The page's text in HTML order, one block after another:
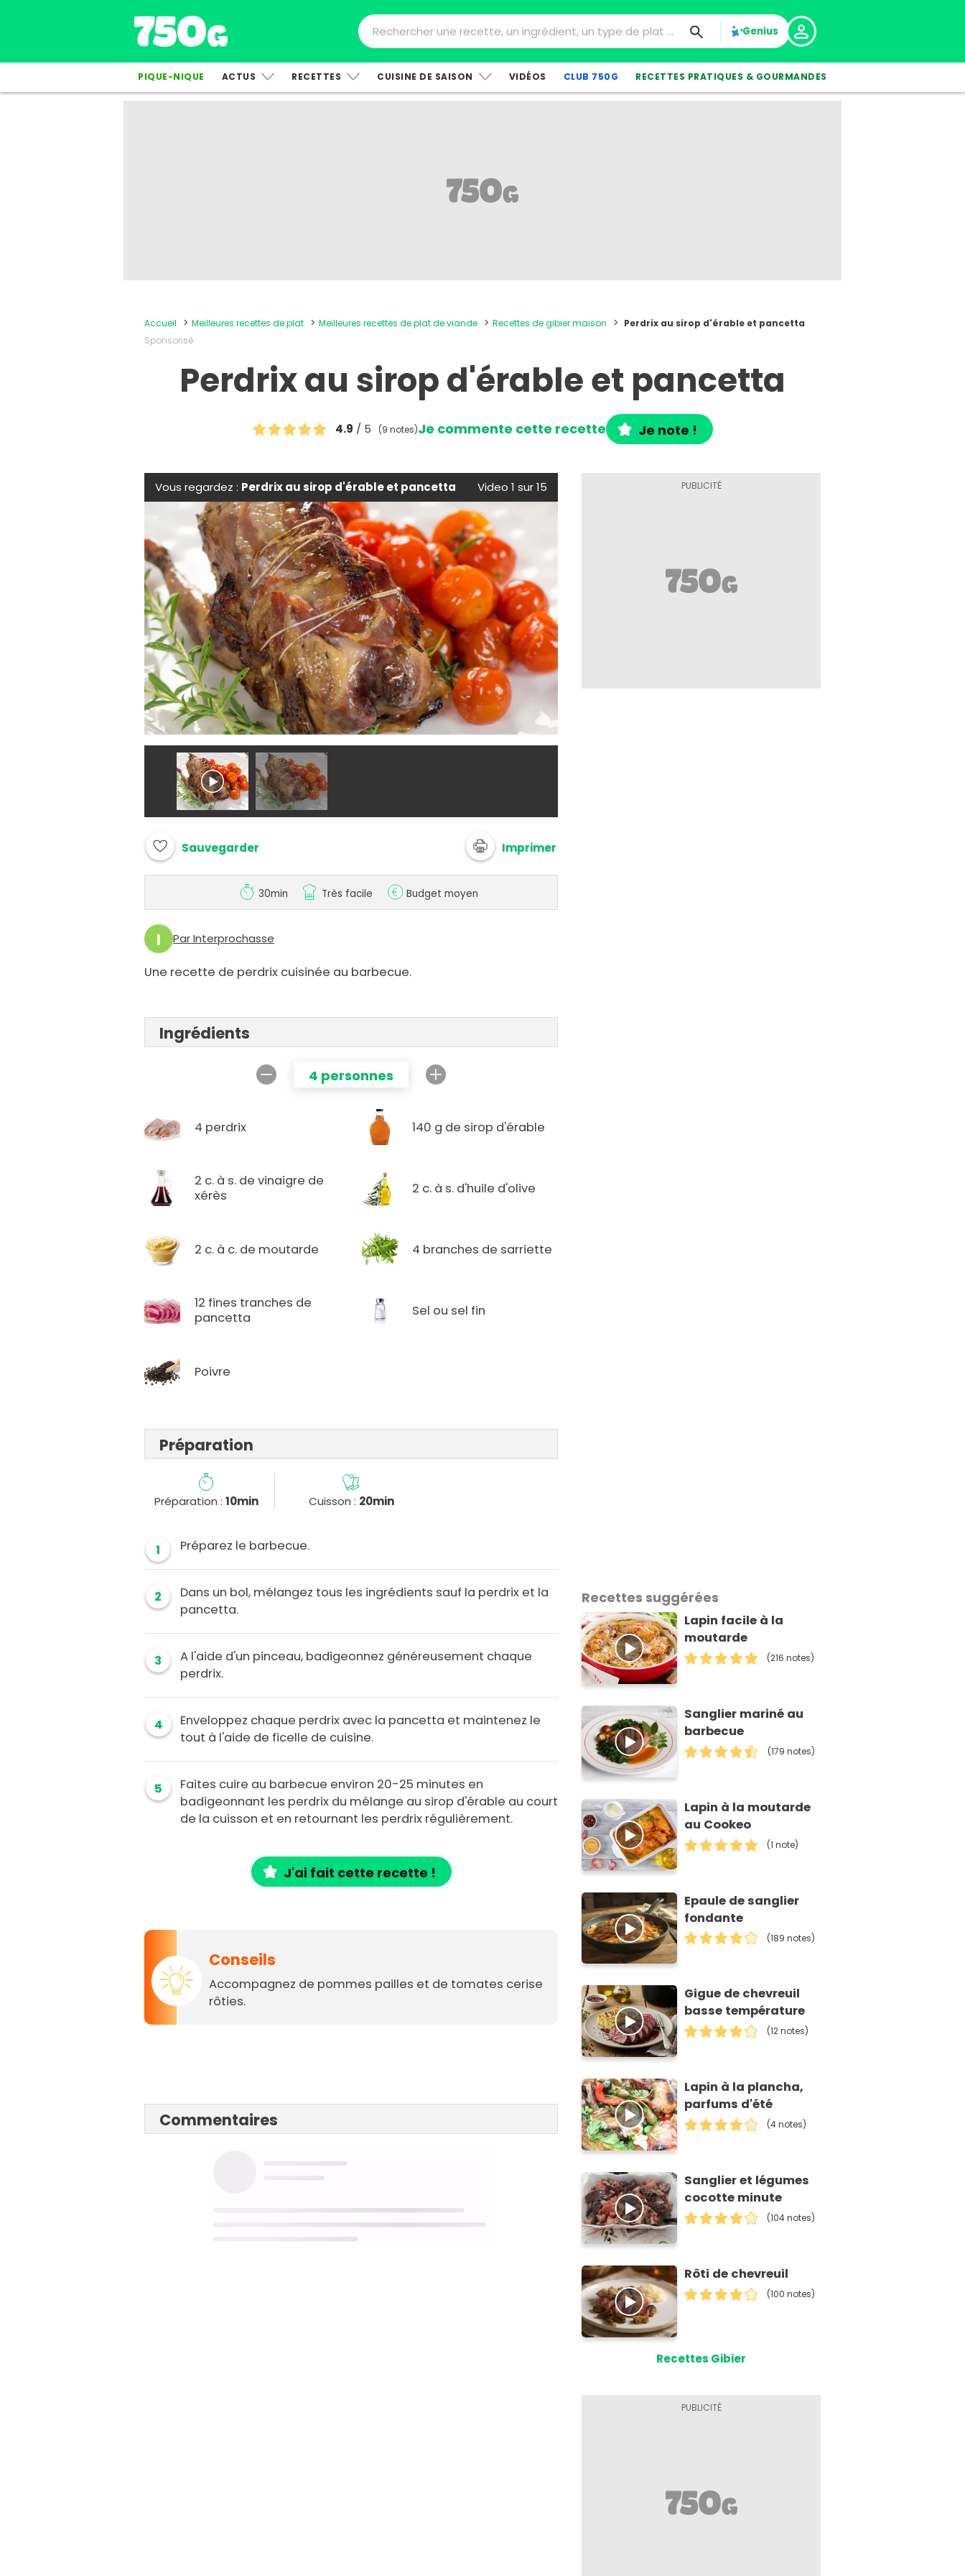
Genius
PIQUE-NIQUE ACTUS RECETTES CUISINE DE SAISON VIDÉOS CLUB 750G RECETTES PRATIQUES & GOURMANDES
Accueil Meilleures recettes de plat Meilleures recettes de plat de viande Recettes de gibier maison
Perdrix au sirop d'érable et pancetta
Sponsorisé
Perdrix au sirop d'érable et pancetta
4.9 / 5 (9 notes)Je commente cette recette Je note !
Vous regardez : Perdrix au sirop d'érable et pancetta Video 1 sur 15
Sauvegarder Imprimer
30min Très facile Budget moyen
I Par Interprochasse
Une recette de perdrix cuisinée au barbecue.
Ingrédients
4 personnes
4 perdrix 140 g de sirop d'érable
2 c. à s. de vinaigre de
xérès
2 c. à s. d'huile d'olive
2 c. à c. de moutarde 4 branches de sarriette
12 fines tranches de
pancetta
Sel ou sel fin
Poivre
Préparation
Préparation : 10min Cuisson : 20min
1 Préparez le barbecue.
2
Dans un bol, mélangez tous les ingrédients sauf la perdrix et la
pancetta.
3
A l'aide d'un pinceau, badigeonnez généreusement chaque
perdrix.
4
Enveloppez chaque perdrix avec la pancetta et maintenez le
tout à l'aide de ficelle de cuisine.
5
Faites cuire au barbecue environ 20-25 minutes en
badigeonnant les perdrix du mélange au sirop d'érable au court
de la cuisson et en retournant les perdrix régulièrement.
J'ai fait cette recette !
Conseils
Accompagnez de pommes pailles et de tomates cerise
rôties.
Commentaires
Recettes suggérées
Lapin facile à la
moutarde
(216 notes)
Sanglier mariné au
barbecue
(179 notes)
Lapin à la moutarde
au Cookeo
(1 note)
Epaule de sanglier
fondante
(189 notes)
Gigue de chevreuil
basse température
(12 notes)
Lapin à la plancha,
parfums d'été
(4 notes)
Sanglier et légumes
cocotte minute
(104 notes)
Rôti de chevreuil
(100 notes)
Recettes Gibier